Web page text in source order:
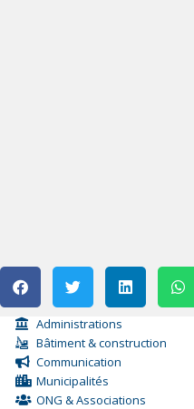
Administrations
Bâtiment & construction
Communication
Municipalités
ONG & Associations